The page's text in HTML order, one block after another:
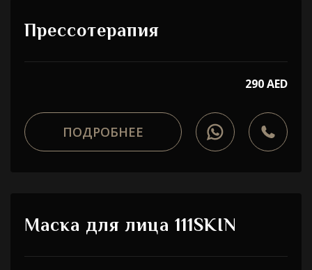
Прессотерапия
290 AED
ПОДРОБНЕЕ
Маска для лица 111SKIN